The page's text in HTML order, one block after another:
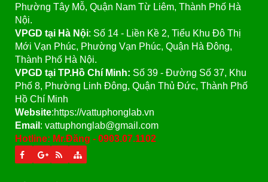
Phường Tây Mỗ, Quận Nam Từ Liêm, Thành Phố Hà
Nội.
VPGD tại Hà Nội: Số 14 - Liền Kề 2, Tiểu Khu Đô Thị
Mới Vạn Phúc, Phường Vạn Phúc, Quận Hà Đông,
Thành Phố Hà Nội.
VPGD tại TP.Hồ Chí Minh: Số 39 - Đường Số 37, Khu
Phố 8, Phường Linh Đông, Quận Thủ Đức, Thành Phố
Hồ Chí Minh
Website:https://vattuphonglab.vn
Email : vattuphonglab@gmail.com
Hotline: Mr.Đăng - 0903.07.1102